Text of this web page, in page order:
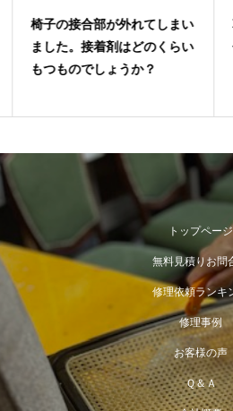
椅子の接合部が外れてしまい
ました。接着剤はどのくらい
もつものでしょうか？
トップページ
無料見積りお問
修理依頼ランキ
修理事例
お客様の声
Ｑ＆Ａ